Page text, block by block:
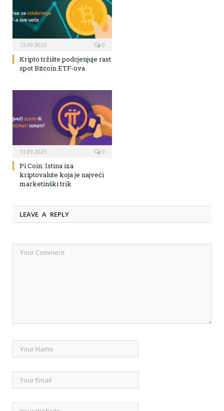
13.09.2023 0
Kripto tržište podcjenjuje rast
spot Bitcoin ETF-ova
11.09.2023 0
Pi Coin: Istina iza
kriptovalute koja je najveći
marketinški trik
LEAVE A REPLY